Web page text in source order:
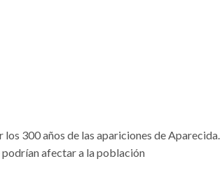
300 años de las apariciones de
afectar a la población